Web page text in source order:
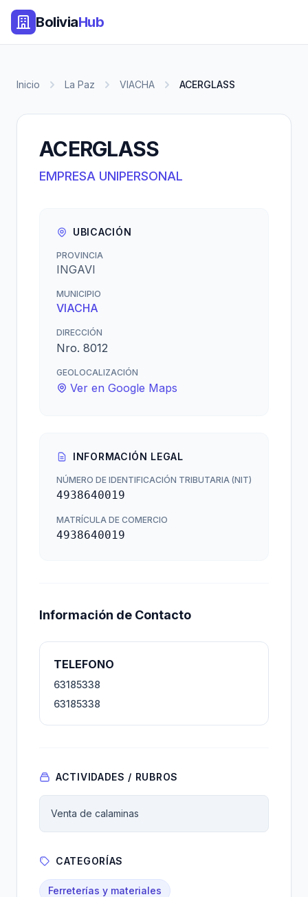
BoliviaHub
Inicio La Paz VIACHA ACERGLASS
ACERGLASS
EMPRESA UNIPERSONAL
UBICACIÓN
PROVINCIA
INGAVI
MUNICIPIO
VIACHA
DIRECCIÓN
Nro. 8012
GEOLOCALIZACIÓN
Ver en Google Maps
INFORMACIÓN LEGAL
NÚMERO DE IDENTIFICACIÓN TRIBUTARIA (NIT)
4938640019
MATRÍCULA DE COMERCIO
4938640019
Información de Contacto
TELEFONO
63185338
63185338
ACTIVIDADES / RUBROS
Venta de calaminas
CATEGORÍAS
Ferreterías y materiales